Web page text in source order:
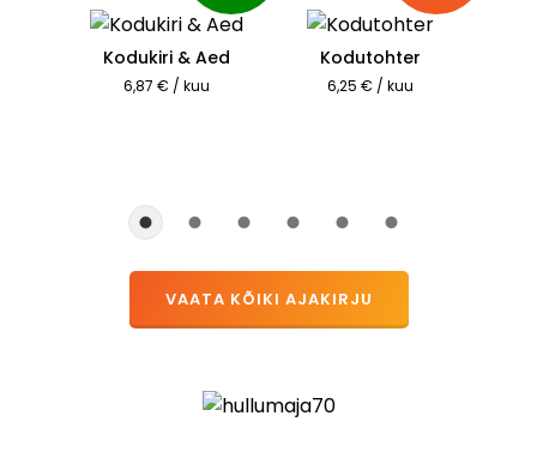
Kodukiri & Aed
6,87 € / kuu
Kodutohter
6,25 € / kuu
VAATA KÕIKI AJAKIRJU